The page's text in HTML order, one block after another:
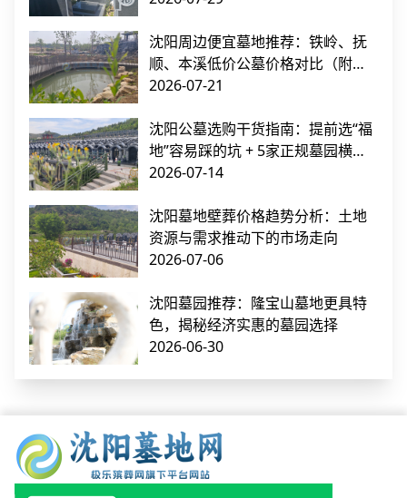
沈阳周边便宜墓地推荐：铁岭、抚
顺、本溪低价公墓价格对比（附交
通指南）
2026-07-21
沈阳公墓选购干货指南：提前选“福
地”容易踩的坑 + 5家正规墓园横向
对比
2026-07-14
沈阳墓地壁葬价格趋势分析：土地
资源与需求推动下的市场走向
2026-07-06
沈阳墓园推荐：隆宝山墓地更具特
色，揭秘经济实惠的墓园选择
2026-06-30